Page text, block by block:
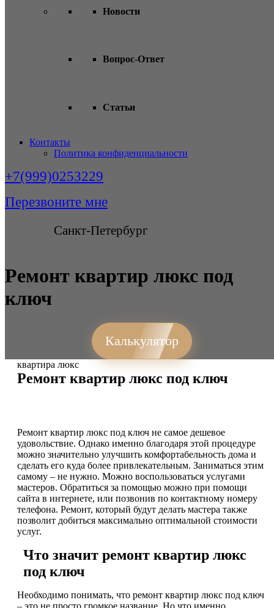
Новости
Вопрос-Ответ
Статьи
Контакты
Политика конфиденциальности
+7(999)0253229
Перезвоните мне
Санкт-Петербург
Ремонт квартир люкс под
ключ
Калькулятор
квартира люкс
Ремонт квартир люкс под ключ
Ремонт квартир люкс под ключ не самое дешевое
удовольствие. Однако именно благодаря этой процедуре
можно значительно улучшить комфортабельность дома и
сделать его куда более привлекательным. Заниматься этим
самому – не нужно. Можно воспользоваться услугами
мастеров. Обратиться за помощью можно при помощи
сайта в интернете, или позвонив по контактному номеру
телефона. Ремонт, который будут делать мастера также
позволит добиться максимально оптимальной стоимости
услуг.
Что значит ремонт квартир люкс
под ключ
Необходимо понимать, что ремонт квартир люкс под ключ
– это не просто громкое название. Но что именно